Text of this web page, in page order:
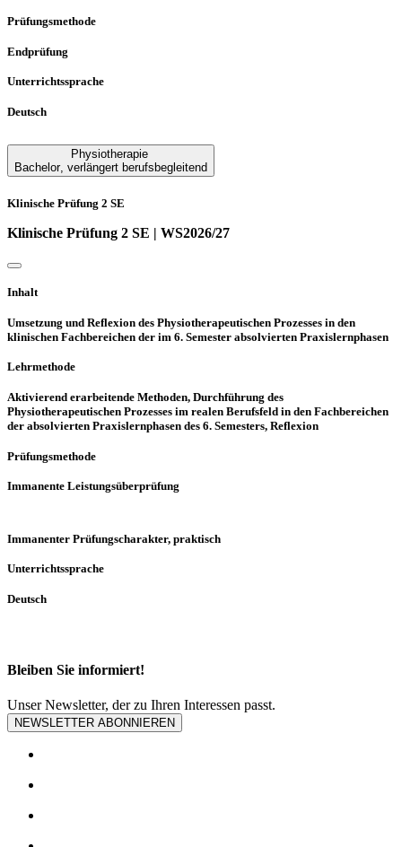
Prüfungsmethode
Endprüfung
Unterrichtssprache
Deutsch
Physiotherapie
Bachelor, verlängert berufsbegleitend
Klinische Prüfung 2 SE
Klinische Prüfung 2 SE | WS2026/27
Inhalt
Umsetzung und Reflexion des Physiotherapeutischen Prozesses in den
klinischen Fachbereichen der im 6. Semester absolvierten Praxislernphasen
Lehrmethode
Aktivierend erarbeitende Methoden, Durchführung des
Physiotherapeutischen Prozesses im realen Berufsfeld in den Fachbereichen
der absolvierten Praxislernphasen des 6. Semesters, Reflexion
Prüfungsmethode
Immanente Leistungsüberprüfung
Immanenter Prüfungscharakter, praktisch
Unterrichtssprache
Deutsch
Bleiben Sie informiert!
Unser Newsletter, der zu Ihren Interessen passt.
NEWSLETTER ABONNIEREN